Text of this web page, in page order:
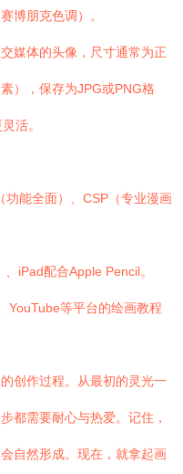
博朋克色调）。
媒体的头像，尺寸通常为正
），保存为JPG或PNG格
活。
功能全面）、CSP（专业漫画
iPad配合Apple Pencil。
YouTube等平台的绘画教程
创作过程。从最初的灵光一
都需要耐心与热爱。记住，
自然形成。现在，就拿起画